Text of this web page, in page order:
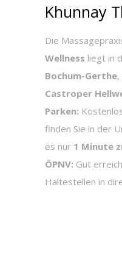
Khunnay
Die
Wellness liegt in
Bochum-Gerthe
Castroper
Parken:
finden Sie in der
es nur 1 Minute
ÖPNV: Gut
Haltestellen in